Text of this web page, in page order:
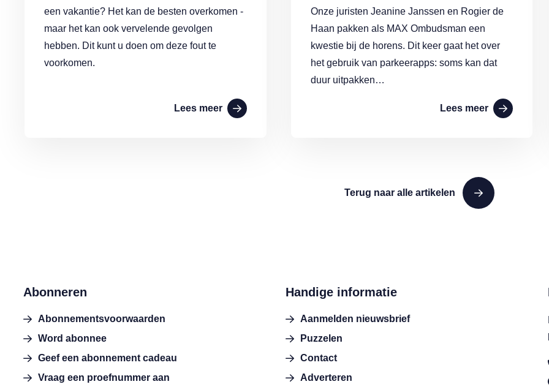
een vakantie? Het kan de besten overkomen -
maar het kan ook vervelende gevolgen
hebben. Dit kunt u doen om deze fout te
voorkomen.
Lees meer
Onze juristen Jeanine Janssen en Rogier de
Haan pakken als MAX Ombudsman een
kwestie bij de horens. Dit keer gaat het over
het gebruik van parkeerapps: soms kan dat
duur uitpakken…
Lees meer
Terug naar alle artikelen
Abonneren
Abonnementsvoorwaarden
Word abonnee
Geef een abonnement cadeau
Vraag een proefnummer aan
Handige informatie
Aanmelden nieuwsbrief
Puzzelen
Contact
Adverteren